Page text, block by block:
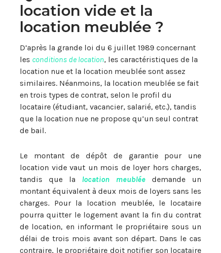
location vide et la
location meublée ?
D’après la grande loi du 6 juillet 1989 concernant
les conditions de location, les caractéristiques de la
location nue et la location meublée sont assez
similaires. Néanmoins, la location meublée se fait
en trois types de contrat, selon le profil du
locataire (étudiant, vacancier, salarié, etc.), tandis
que la location nue ne propose qu’un seul contrat
de bail.
Le montant de dépôt de garantie pour une
location vide vaut un mois de loyer hors charges,
tandis que la location meublée demande un
montant équivalent à deux mois de loyers sans les
charges. Pour la location meublée, le locataire
pourra quitter le logement avant la fin du contrat
de location, en informant le propriétaire sous un
délai de trois mois avant son départ. Dans le cas
contraire, le propriétaire doit notifier son locataire